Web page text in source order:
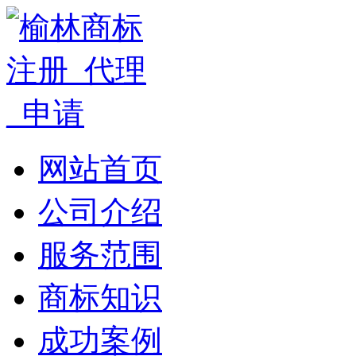
网站首页
公司介绍
服务范围
商标知识
成功案例